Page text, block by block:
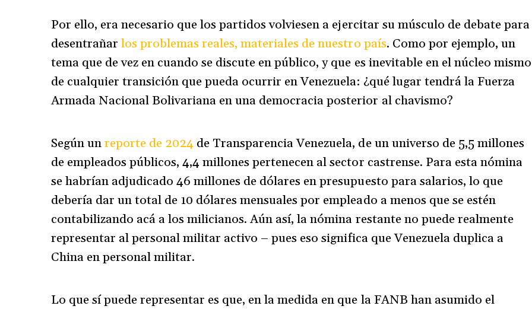
Por ello, era necesario que los partidos volviesen a ejercitar su músculo de debate para
desentrañar los problemas reales, materiales de nuestro país. Como por ejemplo, un
tema que de vez en cuando se discute en público, y que es inevitable en el núcleo mismo
de cualquier transición que pueda ocurrir en Venezuela: ¿qué lugar tendrá la Fuerza
Armada Nacional Bolivariana en una democracia posterior al chavismo?
Según unreporte de 2024 de Transparencia Venezuela, de un universo de 5,5 millones
de empleados públicos, 4,4 millones pertenecen al sector castrense. Para esta nómina
se habrían adjudicado 46 millones de dólares en presupuesto para salarios, lo que
debería dar un total de 10 dólares mensuales por empleado a menos que se estén
contabilizando acá a los milicianos. Aún así, la nómina restante no puede realmente
representar al personal militar activo – pues eso significa que Venezuela duplica a
China en personal militar.
Lo que sí puede representar es que, en la medida en que la FANB han asumido el